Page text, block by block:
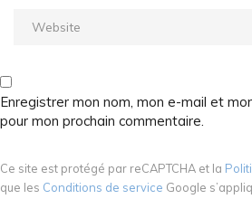
Enregistrer mon nom, mon e-mail et
pour mon prochain commentaire.
Ce site est protégé par reCAPTCHA et la
que les Conditions de service Google